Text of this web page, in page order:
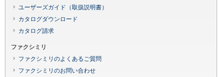
ユーザーズガイド（取扱説明書）
カタログダウンロード
カタログ請求
ファクシミリ
ファクシミリのよくあるご質問
ファクシミリのお問い合わせ